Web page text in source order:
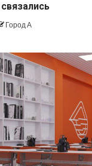
Город А